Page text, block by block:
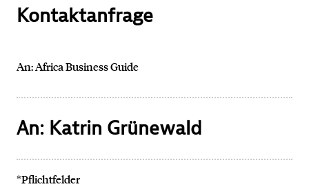
Kontaktanfrage
An: Africa Business Guide
An: Katrin Grünewald
*Pflichtfelder